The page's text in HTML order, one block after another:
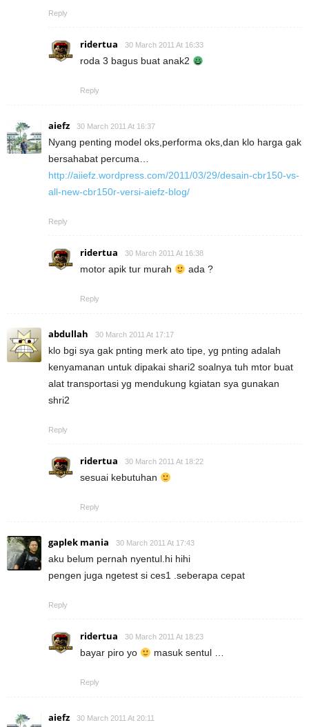
Reply
ridertua 30 March 2011 At 16:33
roda 3 bagus buat anak2
Reply
aiefz 30 March 2011 At 16:37
Nyang penting model oks,performa oks,dan klo harga gak
bersahabat percuma…
http://aiiefz.wordpress.com/2011/03/29/desain-cbr150-vs-
all-new-cbr150r-versi-aiefz-blog/
Reply
ridertua 30 March 2011 At 16:38
motor apik tur murah ada ?
Reply
abdullah 30 March 2011 At 17:17
klo bgi sya gak pnting merk ato tipe, yg pnting adalah
kenyamanan untuk dipakai shari2 soalnya tuh mtor buat
alat transportasi yg mendukung kgiatan sya gunakan
shri2
Reply
ridertua 30 March 2011 At 18:22
sesuai kebutuhan
Reply
gaplek mania 30 March 2011 At 17:43
aku belum pernah nyentul.hi hihi
pengen juga ngetest si ces1 .seberapa cepat
Reply
ridertua 30 March 2011 At 18:23
bayar piro yo masuk sentul …
Reply
aiefz 30 March 2011 At 20:11